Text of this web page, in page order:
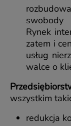
swobody
Rynek
zatem i
usług
walce o
wszystkim
redukcja